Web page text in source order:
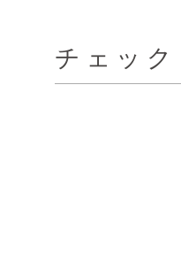
チェッ